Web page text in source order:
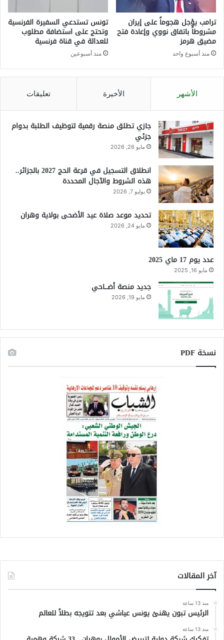
ترامب يؤجل هجوماً على إيران
مشروطاً باتفاق نووي وإعادة فتح
مضيق هرمز
منذ أسبوع واحد
تونس تستدعي السفيرة الفرنسية
وتحتج على استضافة مطلوب
للعدالة في قناة فرنسية
منذ أسبوعين
الأشهر الأخيرة تعليقات
جازي تطلق منصة رقمية لتوظيف الطلبة بدوام
جزئي
مايو 26, 2026
انطلاق التسجيل في قرعة الحج 2027 بالجزائر..
هذه الشروط والآجال المحددة
يوليو 7, 2026
تحديد موعد صلاة عيد الأضحى بولاية وهران
مايو 24, 2026
عدد يوم 17 ماي 2025
مايو 16, 2025
جديد منصة أضـــاحي
مايو 19, 2026
نسخة PDF
آخر المقالات
منذ 13 ساعة
الرئيس تبون يهنئ يونس عياشي بعد تتويجه بطلاً للعالم
منذ 13 ساعة